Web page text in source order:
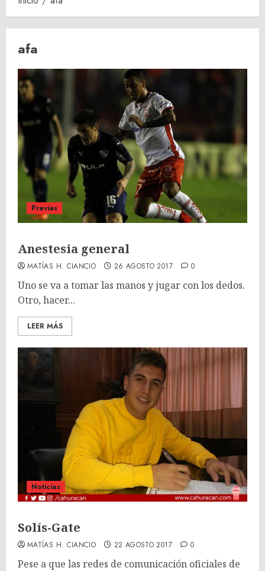
afa
Previas
Anestesia general
MATÍAS H. CIANCIO 26 AGOSTO 2017 0
Uno se va a tomar las manos y jugar con los dedos.
Otro, hacer...
LEER MÁS
Noticias
Solís-Gate
MATÍAS H. CIANCIO 22 AGOSTO 2017 0
Pese a que las redes de comunicación oficiales de